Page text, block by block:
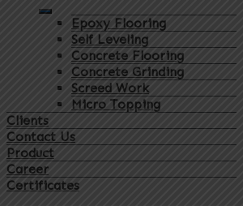
Epoxy Flooring
Self Leveling
Concrete Flooring
Concrete Grinding
Screed Work
Micro Topping
Clients
Contact Us
Product
Career
Certificates